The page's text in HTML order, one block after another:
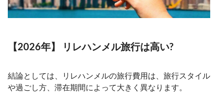
【2026年】 リレハンメル旅行は高い?
結論としては、リレハンメルの旅行費用は、旅行スタイル
や過ごし方、滞在期間によって大きく異なります。